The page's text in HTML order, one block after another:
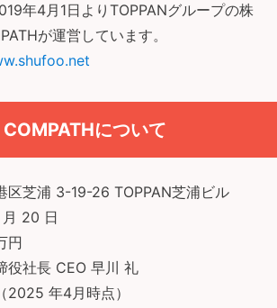
年4月1日よりTOPPANグループの株
が運営しています。
について
区芝浦 3-19-26 TOPPAN芝浦ビル
月 20 日
円
役社長 CEO 早川 礼
2025 年4月時点）